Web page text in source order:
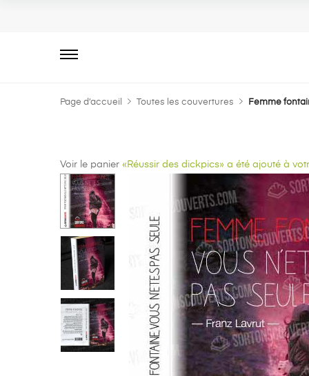
Menu
Page d’accueil Toutes les couvertures Femme
Voir le panier «Réussir des dickpics» a été ajouté à